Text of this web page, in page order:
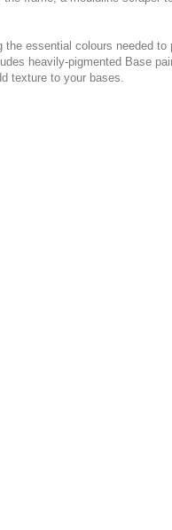
essential colours needed
heavily-pigmented Base
texture to your bases.